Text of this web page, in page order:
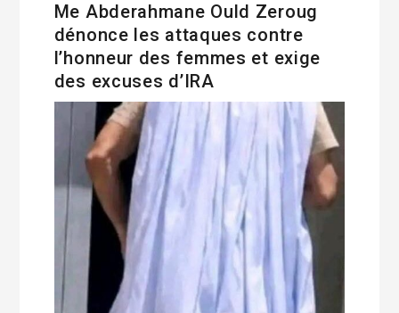
Me Abderahmane Ould Zeroug
dénonce les attaques contre
l’honneur des femmes et exige
des excuses d’IRA